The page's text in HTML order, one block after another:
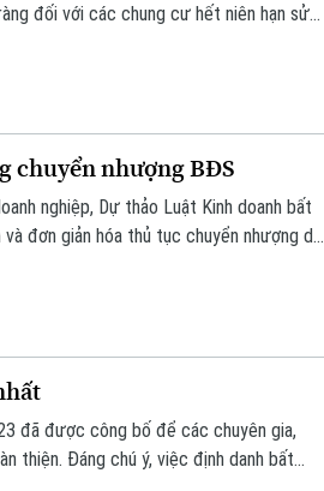
đối với các chung cư hết niên hạn sử
chuyển nhượng BĐS
nghiệp, Dự thảo Luật Kinh doanh bất
đơn giản hóa thủ tục chuyển nhượng dự
đã được công bố để các chuyên gia,
thiện. Đáng chú ý, việc định danh bất